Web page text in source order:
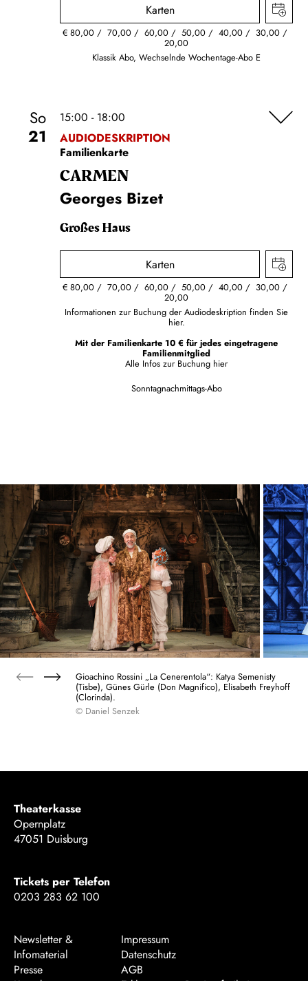
Karten
€80,00 70,00 60,00 50,00 40,00 30,00
20,00
Klassik Abo, Wechselnde Wochentage-Abo E
So
21
15:00 - 18:00
AUDIODESKRIPTION
Familienkarte
CARMEN
Georges Bizet
Großes Haus
Karten
€80,00 70,00 60,00 50,00 40,00 30,00
20,00
Informationen zur Buchung der Audiodeskription finden Sie
hier.
Mit der Familienkarte 10 € für jedes eingetragene
Familienmitglied
Alle Infos zur Buchung hier
Sonntagnachmittags-Abo
Gioachino Rossini „La Cenerentola“: Katya Semenisty
(Tisbe), Günes Gürle (Don Magnifico), Elisabeth Freyhoff
(Clorinda).
© Daniel Senzek
Theaterkasse
Opernplatz
47051 Duisburg
Tickets per Telefon
0203 283 62 100
Newsletter &
Infomaterial
Presse
Impressum
Datenschutz
AGB